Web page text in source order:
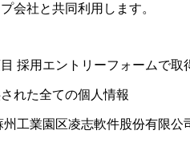
会社と共同利用します。
採用エントリーフォームで取
れた全ての個人情報
工業園区凌志軟件股份有限公